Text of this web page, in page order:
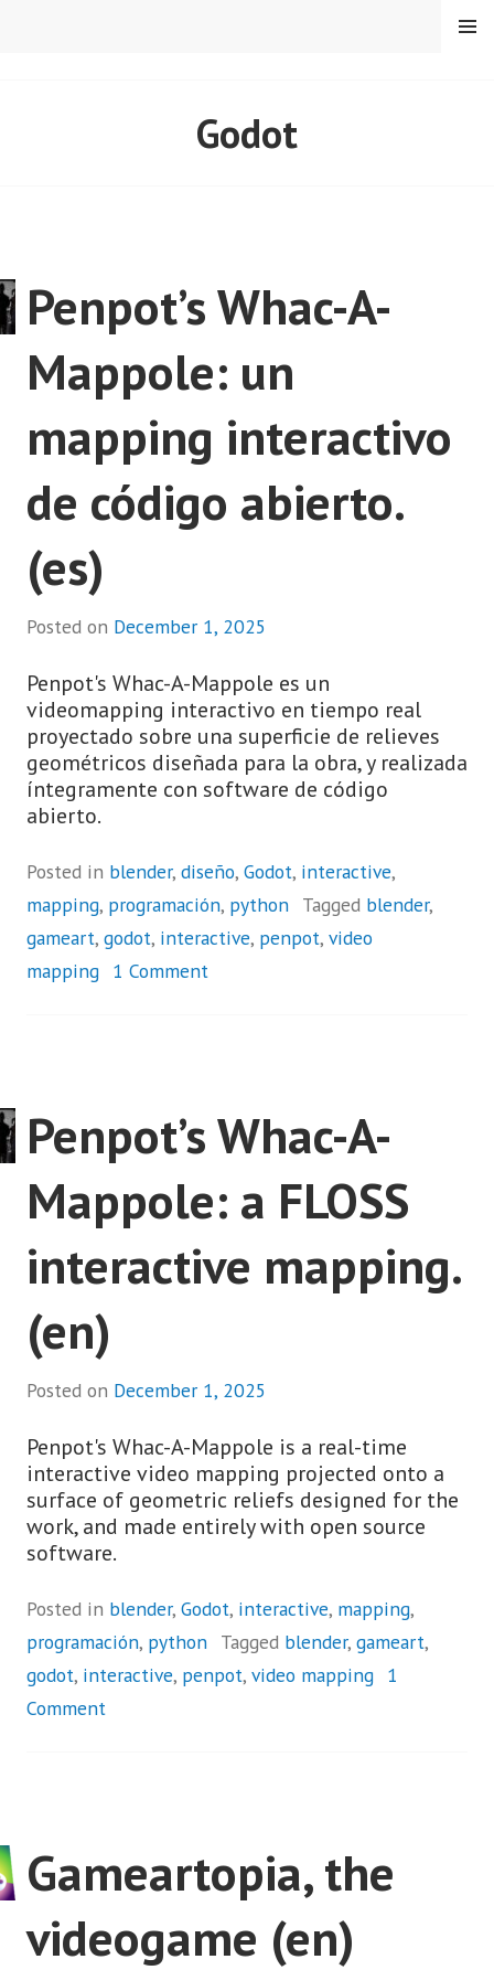
MENU
Godot
Penpot’s Whac-A-
Mappole: un
mapping interactivo
de código abierto.
(es)
Posted on December 1, 2025
Penpot's Whac-A-Mappole es un
videomapping interactivo en tiempo real
proyectado sobre una superficie de relieves
geométricos diseñada para la obra, y realizada
íntegramente con software de código
abierto.
Posted in blender, diseño, Godot, interactive,
mapping, programación, python Tagged blender,
gameart, godot, interactive, penpot, video
mapping 1 Comment
Penpot’s Whac-A-
Mappole: a FLOSS
interactive mapping.
(en)
Posted on December 1, 2025
Penpot's Whac-A-Mappole is a real-time
interactive video mapping projected onto a
surface of geometric reliefs designed for the
work, and made entirely with open source
software.
Posted in blender, Godot, interactive, mapping,
programación, python Tagged blender, gameart,
godot, interactive, penpot, video mapping 1
Comment
Gameartopia, the
videogame (en)